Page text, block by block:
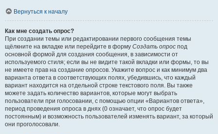
Вернуться к началу
Как мне создать опрос?
При создании темы или редактировании первого сообщения темы
щёлкните на вкладке или перейдите в форму Создать опрос под
основной формой для создания сообщения, в зависимости от
используемого стиля; если вы не видите такой вкладки или формы, то вы
не имеете прав на создание опросов. Укажите вопрос и как минимум два
варианта ответа в соответствующих полях, убедившись, что каждый
вариант находится на отдельной строке текстового поля. Вы также
можете задать количество вариантов, которые могут выбрать
пользователи при голосовании, с помощью опции «Вариантов ответа»,
период проведения опроса в днях (0 означает, что опрос будет
постоянным) и возможность пользователей изменять вариант, за который
они проголосовали.